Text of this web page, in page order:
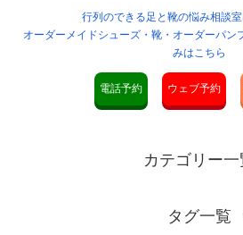
行列のできる足と靴の悩み相談
オーダーメイドシューズ・靴・オーダーパン
みはこちら
電話予約 ウェブ予約
カテゴリー一
タグ一覧